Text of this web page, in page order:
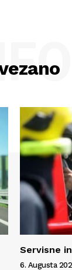
Servisne
6. Augusta